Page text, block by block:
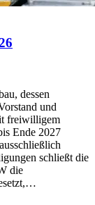
dessen
und
freiwilligem
Ende 2027
schließt die
die